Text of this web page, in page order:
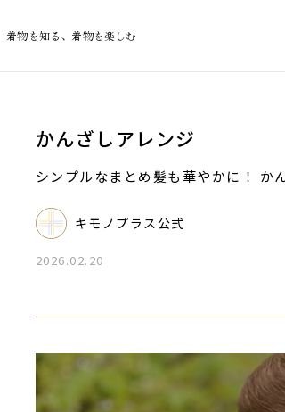
着物を知る、着物を楽しむ
かんざしアレンジ
シンプルなまとめ髪も華やかに！ か
キモノプラス公式
2026.02.20